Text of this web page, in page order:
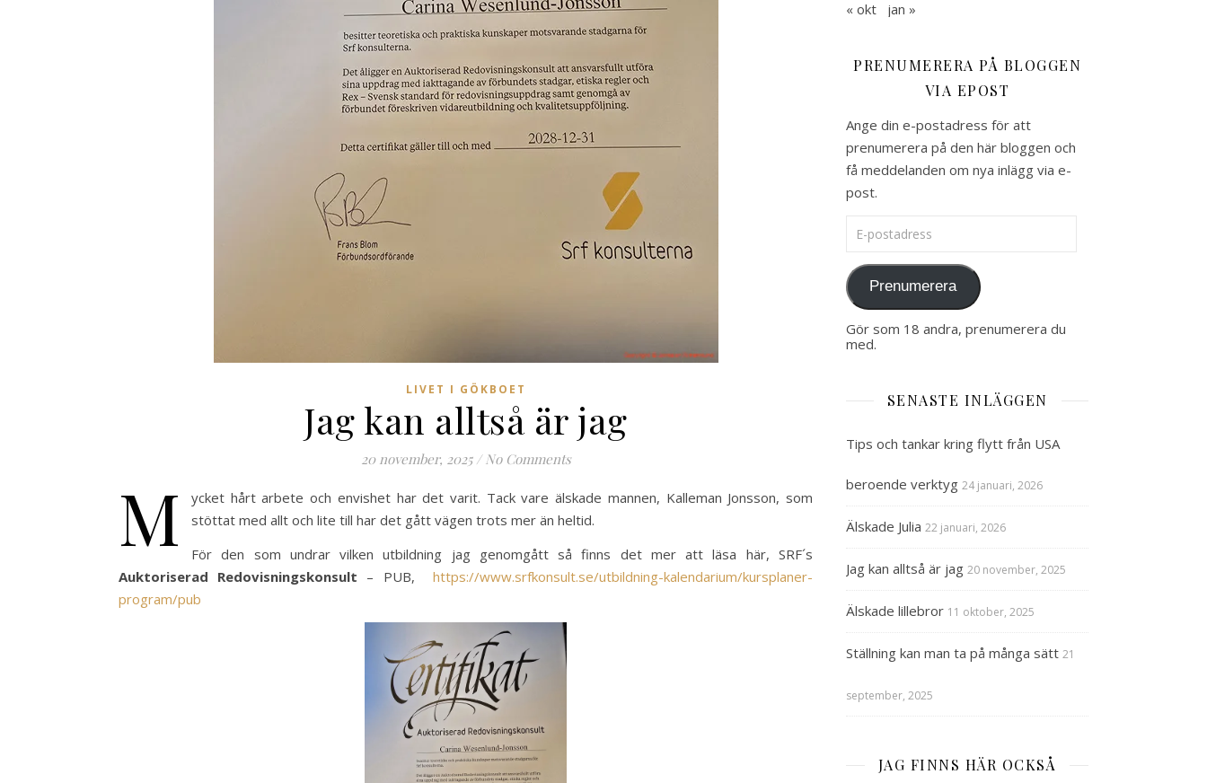
LIVET I GÖKBOET
Jag kan alltså är jag
20 november, 2025 / No Comments
M
ycket hårt arbete och envishet har det varit. Tack vare älskade mannen, Kalleman Jonsson, som
stöttat med allt och lite till har det gått vägen trots mer än heltid.
För den som undrar vilken utbildning jag genomgått så finns det mer att läsa här, SRF´s
Auktoriserad Redovisningskonsult – PUB,https://www.srfkonsult.se/utbildning-kalendarium/kursplaner-
program/pub
« okt jan »
PRENUMERERA PÅ BLOGGEN
VIA EPOST
Ange din e-postadress för att
prenumerera på den här bloggen och
få meddelanden om nya inlägg via e-
post.
E-postadress
Prenumerera
Gör som 18 andra, prenumerera du
med.
SENASTE INLÄGGEN
Tips och tankar kring flytt från USA
beroende verktyg 24 januari, 2026
Älskade Julia 22 januari, 2026
Jag kan alltså är jag 20 november, 2025
Älskade lillebror 11 oktober, 2025
Ställning kan man ta på många sätt 21
september, 2025
JAG FINNS HÄR OCKSÅ